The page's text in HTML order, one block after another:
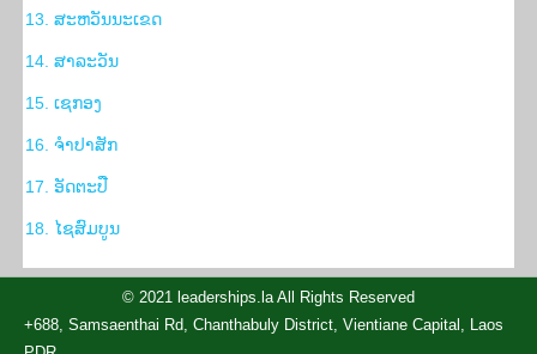
13. ສະຫວັນນະເຂດ
14. ສາລະວັນ
15. ເຊກອງ
16. ຈຳປາສັກ
17. ອັດຕະປື
18. ໄຊສົມບູນ
© 2021 leaderships.la All Rights Reserved
+688, Samsaenthai Rd, Chanthabuly District, Vientiane Capital, Laos